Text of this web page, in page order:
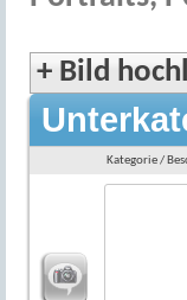
+ Bild
Kategorie /